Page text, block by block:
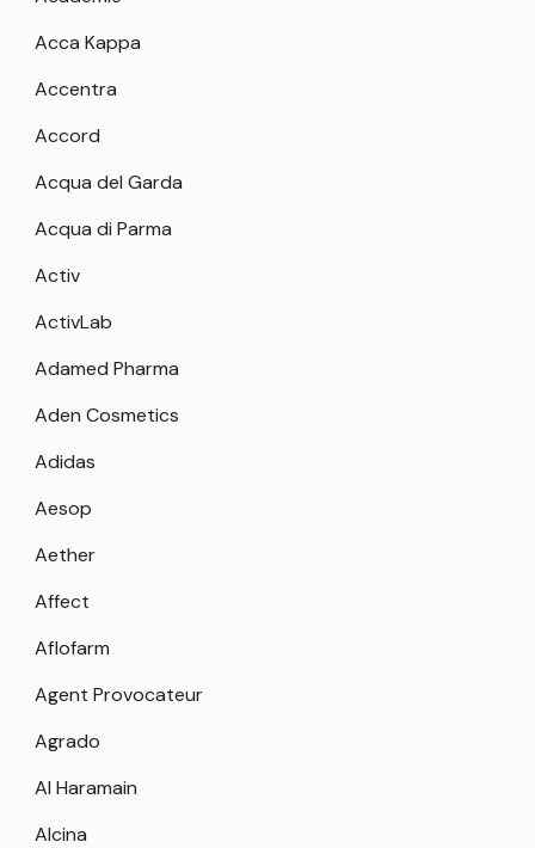
Acca Kappa
Accentra
Accord
Acqua del Garda
Acqua di Parma
Activ
ActivLab
Adamed Pharma
Aden Cosmetics
Adidas
Aesop
Aether
Affect
Aflofarm
Agent Provocateur
Agrado
Al Haramain
Alcina